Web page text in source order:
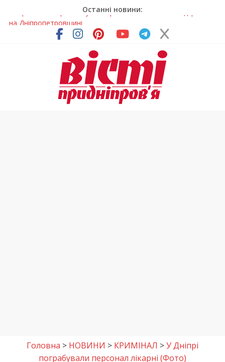
Останні новини:
У Дніпрі на три місяці можуть обмежити рух на Вокзальній
Письменниця з Покрова продовжує підкорювати українські
та міжнародні творчі вершини
У Дніпрі повністю оновили один із найзавантаженіших
трамвайних переїздів
Педагоги Дніпропетровщини увійшли до числа найкращих
учителів України
Головна > НОВИНИ > КРИМІНАЛ >У Дніпрі
пограбували персонал лікарні (Фото)